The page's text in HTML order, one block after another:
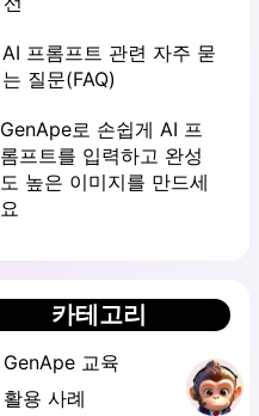
AI 프롬프트 관련 자주 묻
는 질문(FAQ)
GenApe로 손쉽게 AI 프
롬프트를 입력하고 완성
도 높은 이미지를 만드세
요
카테고리
GenApe 교육
활용 사례